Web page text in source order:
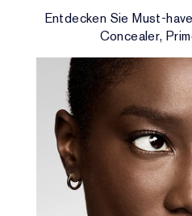
Entdecken Sie Must-
Concealer,